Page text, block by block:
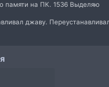
памяти на ПК. 1536 Выделяю
джаву.